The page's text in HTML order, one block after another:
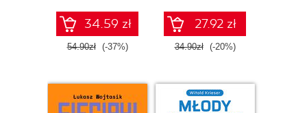
34.59 zł
54.90zł (-37%)
27.92 zł
34.90zł (-20%)